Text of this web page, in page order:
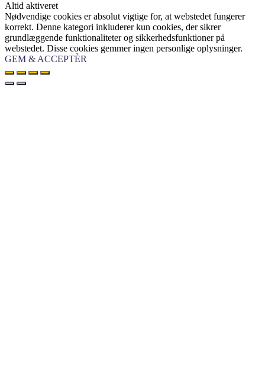
Altid aktiveret
Nødvendige cookies er absolut vigtige for, at webstedet fungerer
korrekt. Denne kategori inkluderer kun cookies, der sikrer
grundlæggende funktionaliteter og sikkerhedsfunktioner på
webstedet. Disse cookies gemmer ingen personlige oplysninger.
GEM & ACCEPTÈR